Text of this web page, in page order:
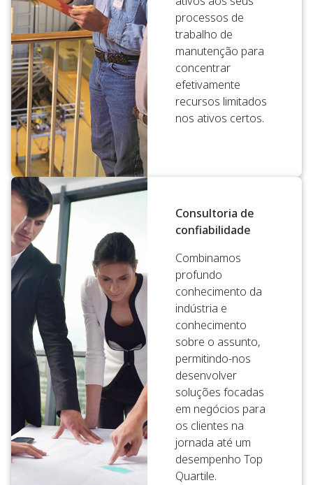
processos de
trabalho de
manutenção para
concentrar
efetivamente
recursos limitados
nos ativos certos.
Consultoria de
confiabilidade
Combinamos
profundo
conhecimento da
indústria e
conhecimento
sobre o assunto,
permitindo-nos
desenvolver
soluções focadas
em negócios para
os clientes na
jornada até um
desempenho Top
Quartile.